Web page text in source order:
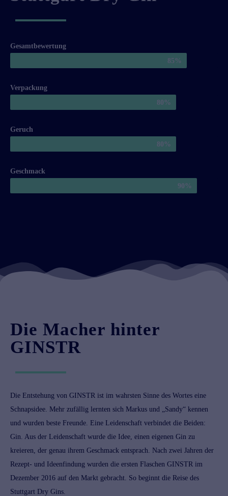
Gesamtbewertung
85%
Verpackung
80%
Geruch
80%
Geschmack
90%
Die Macher hinter
GINSTR
Die Entstehung von GINSTR ist im wahrsten Sinne des Wortes eine
Schnapsidee. Mehr zufällig lernten sich Markus und „Sandy“ kennen
und wurden beste Freunde. Eine Leidenschaft verbindet die Beiden:
Gin. Aus der Leidenschaft wurde die Idee, einen eigenen Gin zu
kreieren, der genau ihrem Geschmack entsprach. Nach zwei Jahren der
Rezept- und Ideenfindung wurden die ersten Flaschen GINSTR im
Dezember 2016 auf den Markt gebracht. So beginnt die Reise des
Stuttgart Dry Gins.